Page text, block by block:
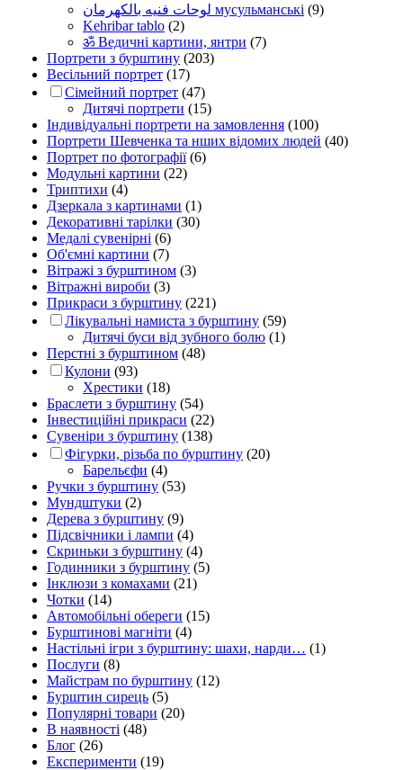
لوحات فنيه بالكهرمان мусульманські (9)
Kehribar tablo (2)
ॐ Ведичні картини, янтри (7)
Портрети з бурштину (203)
Весільний портрет (17)
Сімейний портрет (47)
Дитячі портрети (15)
Індивідуальні портрети на замовлення (100)
Портрети Шевченка та нших відомих людей (40)
Портрет по фотографії(6)
Модульні картини (22)
Триптихи (4)
Дзеркала з картинами (1)
Декоративні тарілки (30)
Медалі сувенірні (6)
Об'ємні картини (7)
Вітражі з бурштином (3)
Вітражні вироби (3)
Прикраси з бурштину (221)
Лікувальні намиста з бурштину (59)
Дитячі буси від зубного болю (1)
Перстні з бурштином (48)
Кулони (93)
Хрестики (18)
Браслети з бурштину (54)
Інвестиційні прикраси (22)
Сувеніри з бурштину (138)
Фігурки, різьба по бурштину (20)
Барельєфи (4)
Ручки з бурштину (53)
Мундштуки (2)
Дерева з бурштину (9)
Підсвічники і лампи (4)
Скриньки з бурштину (4)
Годинники з бурштину (5)
Інклюзи з комахами (21)
Чотки (14)
Автомобільні обереги (15)
Бурштинові магніти (4)
Настільні ігри з бурштину: шахи, нарди… (1)
Послуги (8)
Майстрам по бурштину (12)
Бурштин сирець (5)
Популярні товари (20)
В наявності (48)
Блог (26)
Експерименти (19)